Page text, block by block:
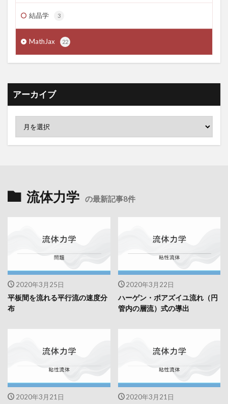
結晶学 3
MathJax 22
アーカイブ
流体力学 の最新記事8件
2020年3月25日
平板間を流れる平行流の速度分
布
2020年3月22日
ハーゲン・ポアズイユ流れ（円
管内の層流）式の導出
2020年3月21日 2020年3月21日